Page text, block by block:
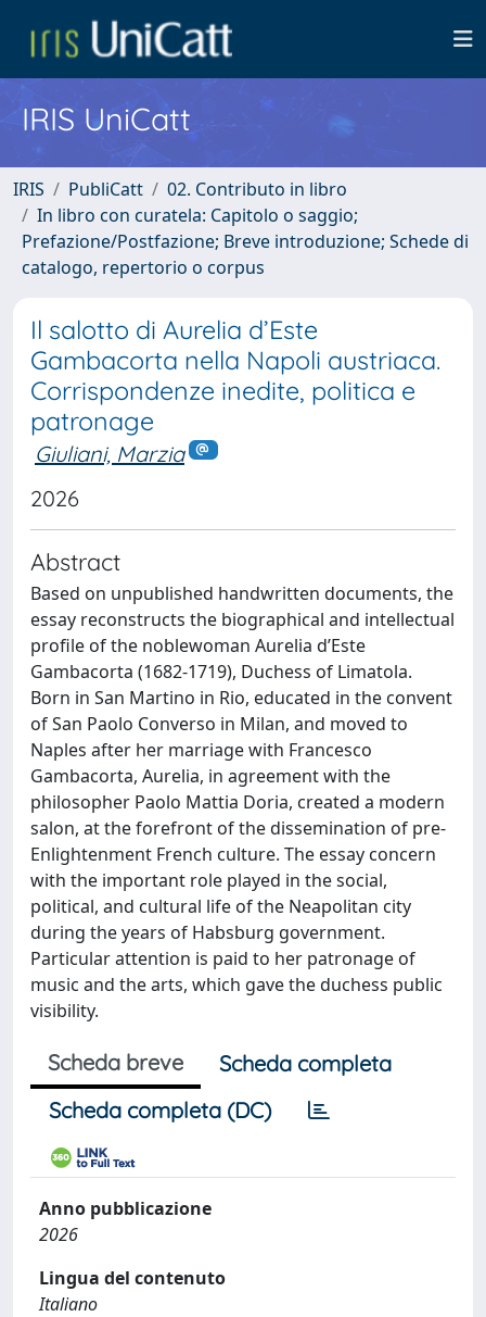
IRIS UniCatt
IRIS PubliCatt
02. Contributo in libro
In libro con curatela: Capitolo o saggio;
Prefazione/Postfazione; Breve introduzione; Schede di
catalogo, repertorio o corpus
Il salotto di Aurelia d’Este
Gambacorta nella Napoli austriaca.
Corrispondenze inedite, politica e
patronage
Giuliani, Marzia
2026
Abstract
Based on unpublished handwritten documents, the
essay reconstructs the biographical and intellectual
profile of the noblewoman Aurelia d’Este
Gambacorta (1682-1719), Duchess of Limatola.
Born in San Martino in Rio, educated in the convent
of San Paolo Converso in Milan, and moved to
Naples after her marriage with Francesco
Gambacorta, Aurelia, in agreement with the
philosopher Paolo Mattia Doria, created a modern
salon, at the forefront of the dissemination of pre-
Enlightenment French culture. The essay concern
with the important role played in the social,
political, and cultural life of the Neapolitan city
during the years of Habsburg government.
Particular attention is paid to her patronage of
music and the arts, which gave the duchess public
visibility.
Scheda breve
Scheda completa
Scheda completa (DC)
Anno pubblicazione
2026
Lingua del contenuto
Italiano